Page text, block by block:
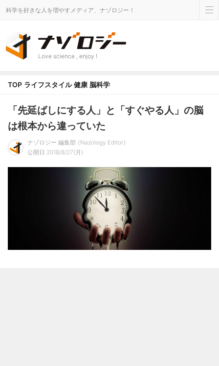
科学を好きな人を増やすメディア、ナゾロジー！
Love science , enjoy !
TOP ライフスタイル 健康 脳科学
「先延ばしにする人」と「すぐやる人」の脳
は根本から違っていた
ナゾロジー 編集部
Nazology Editor
公開日 2018/8/27(月)